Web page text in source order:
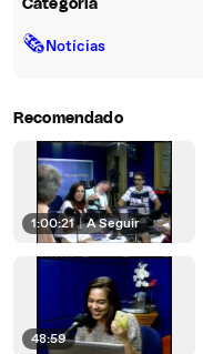
Categoria
🗞Notícias
Recomendado
1:00:21 | A Seguir
48:59